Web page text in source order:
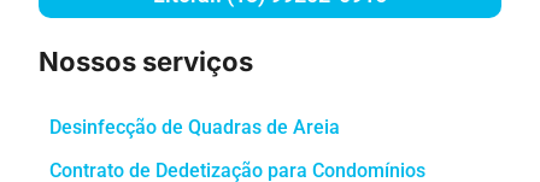
Nossos serviços
Desinfecção de Quadras de Areia
Contrato de Dedetização para Condomínios